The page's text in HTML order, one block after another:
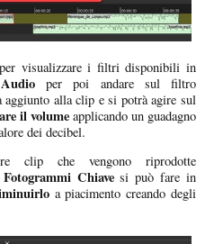
per visualizzare i filtri disponibili in
per poi andare sul filtro
alla clip e si potrà agire sul
il volume applicando un guadagno
dei decibel.
che vengono riprodotte
Fotogrammi Chiavesi può fare in
a piacimento creando degli